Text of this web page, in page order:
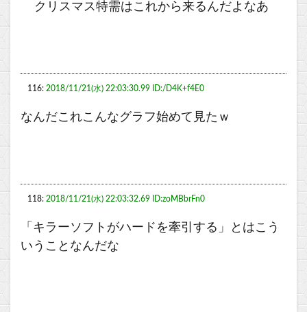
クリスマス特需はこれから来るんだよなあ
116: 2018/11/21(水) 22:03:30.99 ID:/D4K+f4E0
なんだこれこんなグラフ始めて見たｗ
118: 2018/11/21(水) 22:03:32.69 ID:zoMBbrFn0
「キラーソフトがハードを牽引する」とはこう
いうことなんだな